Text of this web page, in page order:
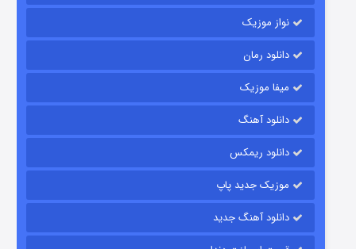
رویایی برای تو
قسمت
نواز موزیک
دانلود رمان
میفا موزیک
دانلود آهنگ
دانلود ریمکس
موزیک جدید پاپ
دانلود آهنگ جدید